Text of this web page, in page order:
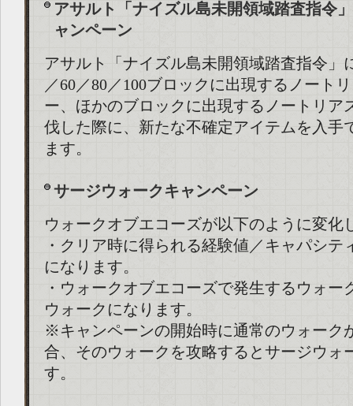
アサルト「ナイズル島未開領域踏査指令
ャンペーン
アサルト「ナイズル島未開領域踏査指令」
／60／80／100ブロックに出現するノート
ー、ほかのブロックに出現するノートリア
伐した際に、新たな不確定アイテムを入手
ます。
サージウォークキャンペーン
ウォークオブエコーズが以下のように変化
・クリア時に得られる経験値／キャパシテ
になります。
・ウォークオブエコーズで発生するウォー
ウォークになります。
※キャンペーンの開始時に通常のウォーク
合、そのウォークを攻略するとサージウォ
す。